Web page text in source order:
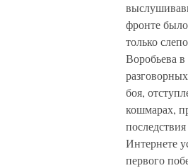
фронте
только
Воробьева
боя,
кошмарах,
Интернете
первого